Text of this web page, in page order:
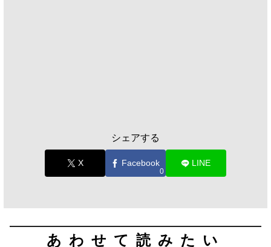
シェアする
X Facebook
0
LINE
あわせて読みたい